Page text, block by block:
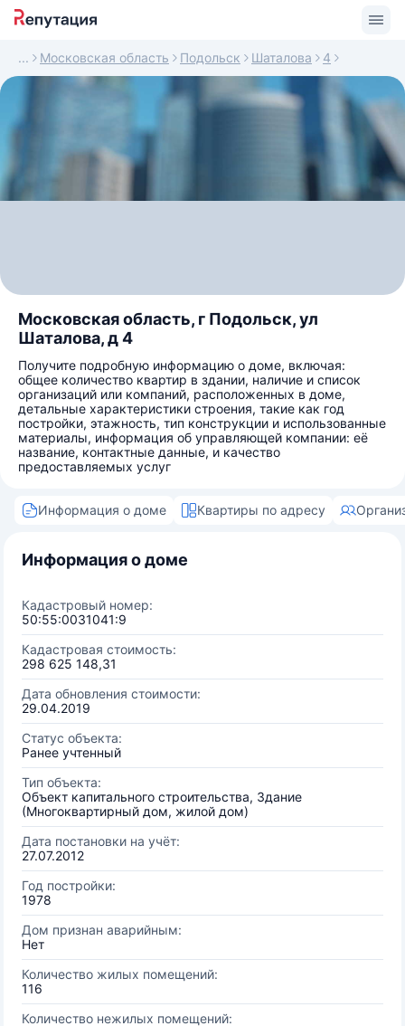
Московская область Подольск Шаталова 4
Московская область, г Подольск, ул
Шаталова, д 4
Получите подробную информацию о доме, включая:
общее количество квартир в здании, наличие и список
организаций или компаний, расположенных в доме,
детальные характеристики строения, такие как год
постройки, этажность, тип конструкции и использованные
материалы, информация об управляющей компании: её
название, контактные данные, и качество
предоставляемых услуг
Информация о доме Квартиры по адресу
Информация о доме
Кадастровый номер:
50:55:0031041:9
Кадастровая стоимость:
298 625 148,31
Дата обновления стоимости:
29.04.2019
Статус объекта:
Ранее учтенный
Тип объекта:
Объект капитального строительства, Здание
(Многоквартирный дом, жилой дом)
Дата постановки на учёт:
27.07.2012
Год постройки:
1978
Дом признан аварийным:
Нет
Количество жилых помещений:
116
Количество нежилых помещений: